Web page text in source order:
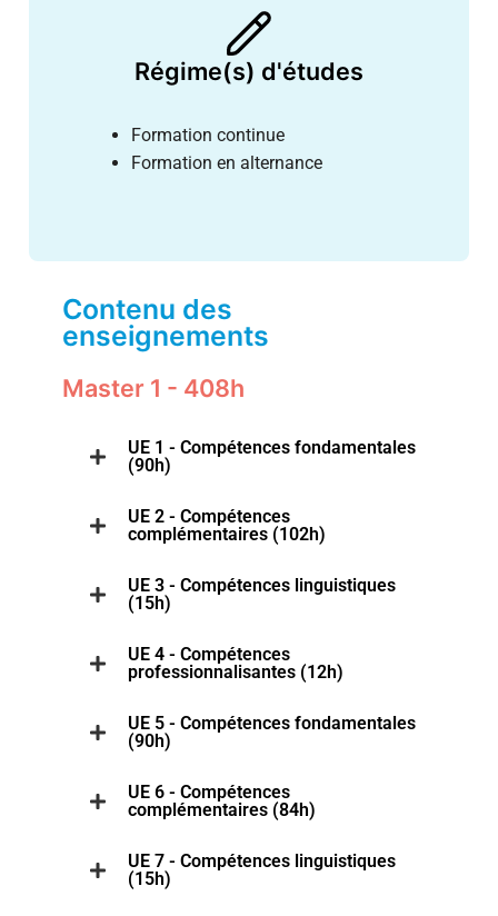
Régime(s) d'études
Formation continue
Formation en alternance
Contenu des
enseignements
Master 1 - 408h
UE 1 - Compétences fondamentales
(90h)
UE 2 - Compétences
complémentaires (102h)
UE 3 - Compétences linguistiques
(15h)
UE 4 - Compétences
professionnalisantes (12h)
UE 5 - Compétences fondamentales
(90h)
UE 6 - Compétences
complémentaires (84h)
UE 7 - Compétences linguistiques
(15h)